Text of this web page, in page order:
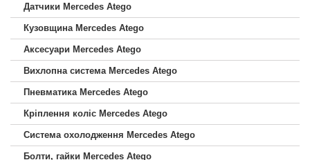
Датчики Mercedes Atego
Кузовщина Mercedes Atego
Аксесуари Mercedes Atego
Вихлопна система Mercedes Atego
Пневматика Mercedes Atego
Кріплення коліс Mercedes Atego
Система охолодження Mercedes Atego
Болти, гайки Mercedes Atego